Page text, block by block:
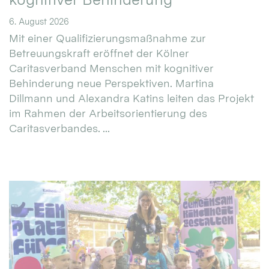
6. August 2026
Mit einer Qualifizierungsmaßnahme zur
Betreuungskraft eröffnet der Kölner
Caritasverband Menschen mit kognitiver
Behinderung neue Perspektiven. Martina
Dillmann und Alexandra Katins leiten das Projekt
im Rahmen der Arbeitsorientierung des
Caritasverbandes. ...